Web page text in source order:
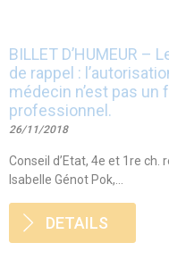
BILLET D’HUMEUR
de rappel :
médecin n’est pas
professionnel.
26/11/2018
Conseil d’Etat, 4e et 1re ch.
Isabelle Génot Pok,...
DETAILS